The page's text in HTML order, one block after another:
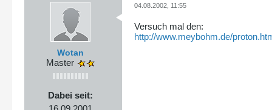
Wotan
Master
Dabei seit:
04.08.2002, 11:55
Versuch mal den:
http://www.meybohm.de/